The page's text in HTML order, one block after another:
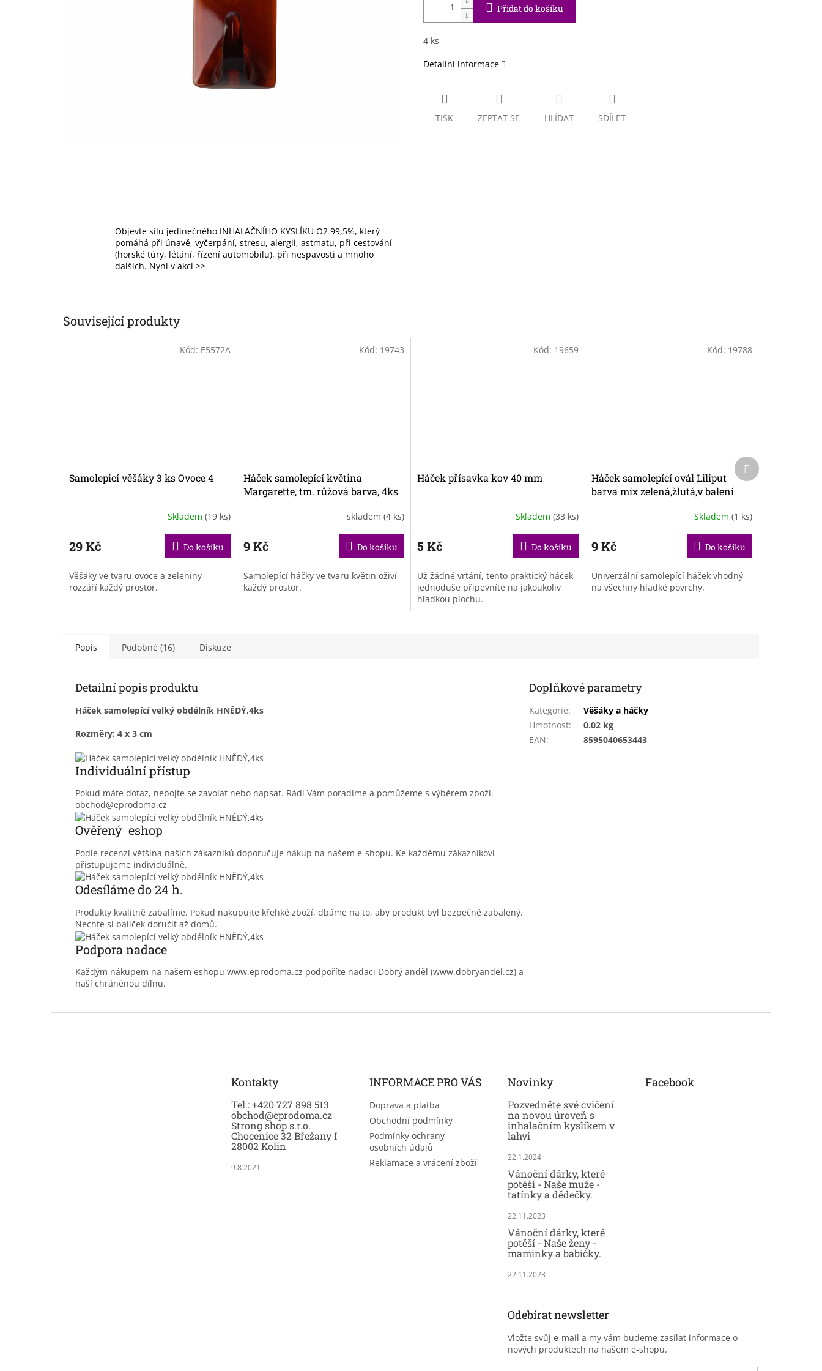
Přidat do košíku
4 ks
Detailní informace
TISK ZEPTAT SE HLÍDAT SDÍLET
Objevte sílu jedinečného INHALAČNÍHO KYSLÍKU O2 99,5%, který
pomáhá při únavě, vyčerpání, stresu, alergii, astmatu, při cestování
(horské túry, létání, řízení automobilu), při nespavosti a mnoho
dalších. Nyní v akci >>
Související produkty
Samolepicí věšáky 3 ks Ovoce 4
Skladem (19 ks)
29 Kč Do košíku
Věšáky ve tvaru ovoce a zeleniny
rozzáří každý prostor.
Kód: E5572A
Háček samolepící květina
Margarette, tm. růžová barva, 4ks
skladem (4 ks)
9 Kč Do košíku
Samolepící háčky ve tvaru květin oživí
každý prostor.
Kód: 19743
Háček přísavka kov 40 mm
Skladem (33 ks)
5 Kč Do košíku
Už žádné vrtání, tento praktický háček
jednoduše připevníte na jakoukoliv
hladkou plochu.
Kód: 19659
Háček samolepící ovál Liliput
barva mix zelená,žlutá,v balení
Skladem (1 ks)
9 Kč Do košíku
Univerzální samolepící háček vhodný
na všechny hladké povrchy.
Kód: 19788
Další
produkt
Popis Podobné (16) Diskuze
Detailní popis produktu
Háček samolepící velký obdélník HNĚDÝ,4ks
Rozměry: 4 x 3 cm
Individuální přístup
Pokud máte dotaz, nebojte se zavolat nebo napsat. Rádi Vám poradíme a pomůžeme s výběrem zboží.
obchod@eprodoma.cz
Ověřený eshop
Podle recenzí většina našich zákazníků doporučuje nákup na našem e-shopu. Ke každému zákazníkovi
přistupujeme individuálně.
Odesíláme do 24 h.
Produkty kvalitně zabalíme. Pokud nakupujte křehké zboží, dbáme na to, aby produkt byl bezpečně zabalený.
Nechte si balíček doručit až domů.
Podpora nadace
Každým nákupem na našem eshopu www.eprodoma.cz podpoříte nadaci Dobrý anděl (www.dobryandel.cz) a
naší chráněnou dílnu.
Doplňkové parametry
Kategorie:
Věšáky a háčky
Hmotnost:
0.02 kg
EAN: 8595040653443
Kontakty
Tel.: +420 727 898 513
obchod@eprodoma.cz
Strong shop s.r.o.
Chocenice 32 Břežany I
28002 Kolín
9.8.2021
INFORMACE PRO VÁS
Doprava a platba
Obchodní podmínky
Podmínky ochrany
osobních údajů
Reklamace a vrácení zboží
Novinky
Pozvedněte své cvičení
na novou úroveň s
inhalačním kyslíkem v
lahvi
22.1.2024
Vánoční dárky, které
potěší - Naše muže -
tatínky a dědečky.
22.11.2023
Vánoční dárky, které
potěší - Naše ženy -
maminky a babičky.
22.11.2023
Facebook
Odebírat newsletter
Vložte svůj e-mail a my vám budeme zasílat informace o
nových produktech na našem e-shopu.